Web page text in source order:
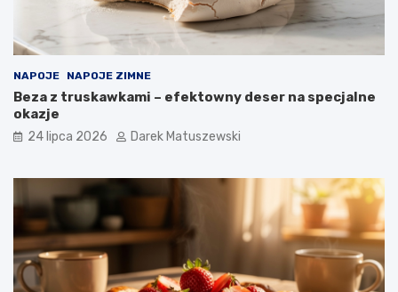
NAPOJE NAPOJE ZIMNE
Beza z truskawkami – efektowny deser na specjalne
okazje
24 lipca 2026 Darek Matuszewski